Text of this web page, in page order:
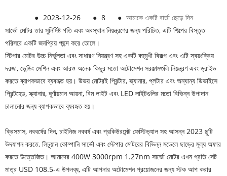
● 2023-12-26 ● 8 ● আমাকে একটি বার্তা ছেড়ে দিন
সার্ভো মোটর তার সুনির্দিষ্ট গতি এবং অবস্থান নিয়ন্ত্রণের জন্য পরিচিত, এটি শিল্পের বিস্তৃত
পরিসরে একটি জনপ্রিয় পছন্দ করে তোলে।
স্টিপার মোটর উচ্চ নির্ভুলতা এবং সাধারণ নিয়ন্ত্রণ সহ একটি বহুমুখী বিকল্প এবং এটি স্বয়ংক্রিয়
দরজা, ভেন্ডিং মেশিন এবং আরও অনেক কিছুর মতো অটোমেশন সরঞ্জামগুলি নিয়ন্ত্রণ এবং ড্রাইভ
করতে ব্যাপকভাবে ব্যবহৃত হয়। উভয় মোটরই প্রিন্টার, স্ক্যানার, প্লটার এবং অন্যান্য ডিভাইসে
প্রিন্টহেড, স্ক্যানার, ঘূর্ণায়মান আয়না, বিম লাইট এবং LED লাইটগুলির মতো বিভিন্ন উপাদান
চালানোর জন্য ব্যাপকভাবে ব্যবহৃত হয়।
ক্রিসমাস, নববর্ষের দিন, চাইনিজ নববর্ষ এবং প্রকিউরমেন্ট ফেস্টিভ্যাল সহ আসন্ন 2023 ছুটি
উদযাপন করতে, লিচুয়ান কোম্পানি সার্ভো এবং স্টেপার মোটরের বিভিন্ন মডেলে ছাড়ের মূল্য অফার
করতে উত্তেজিত। আমাদের 400W 3000rpm 1.27nm সার্ভো মোটর এখন প্রতি সেট
মাত্র USD 108.5-এ উপলব্ধ, এটি আপনার অটোমেশন প্রয়োজনের জন্য স্টক আপ করার